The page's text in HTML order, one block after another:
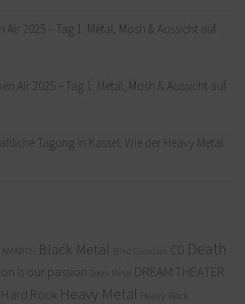
Air 2025 – Tag 1: Metal, Mosh & Aussicht auf
Air 2025 – Tag 1: Metal, Mosh & Aussicht auf
Tagung in Kassel: Wie der Heavy Metal
Black Metal Blind Guardian CD Death
is our passion Doom Metal DREAM THEATER
Hard Rock Heavy Metal Heavy Rock